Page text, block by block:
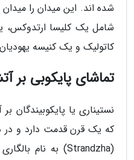
شده اند. این میدان را
شامل یک کلیسا
کاتولیک و یک کنیسه
تماشای پایکوبی بر
نستیناری یا پایکوبیندگان
که یک قرن قدمت دارد و در